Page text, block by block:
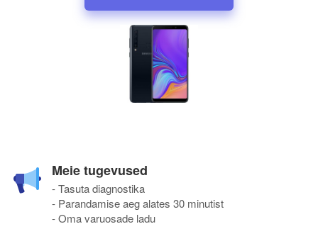
Meie tugevused
- Tasuta diagnostika
- Parandamise aeg alates 30 minutist
- Oma varuosade ladu